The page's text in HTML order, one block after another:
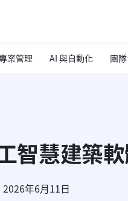
案管理 AI 與自動化 團
智慧建築
2026年6月11日